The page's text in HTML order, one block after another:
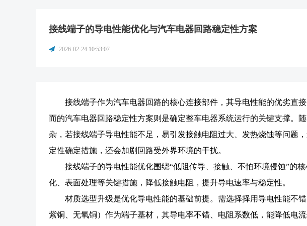
接线端子的导电性能优化与汽车电器回路稳定性方案
2026-02-24 10:53:07
接线端子作为汽车电器回路的核心连接部件，其导电性能的优劣直
而的汽车电器回路稳定性方案则是确定整车电器系统运行的关键支撑。
杂，若接线端子导电性能不足，易引发接触电阻过大、发热烧蚀等问题
定性确定措施，还会加剧回路受外界环境的干扰。
接线端子的导电性能优化围绕“低阻传导、接触、不怕环境侵蚀”的
化、表面处理等关键措施，降低接触电阻，提升导电速率与稳定性。
材质选型升级是优化导电性能的基础前提。需选择择用导电性能不
紫铜、无氧铜）作为端子基材，其导电率不错、电阻系数低，能降低电